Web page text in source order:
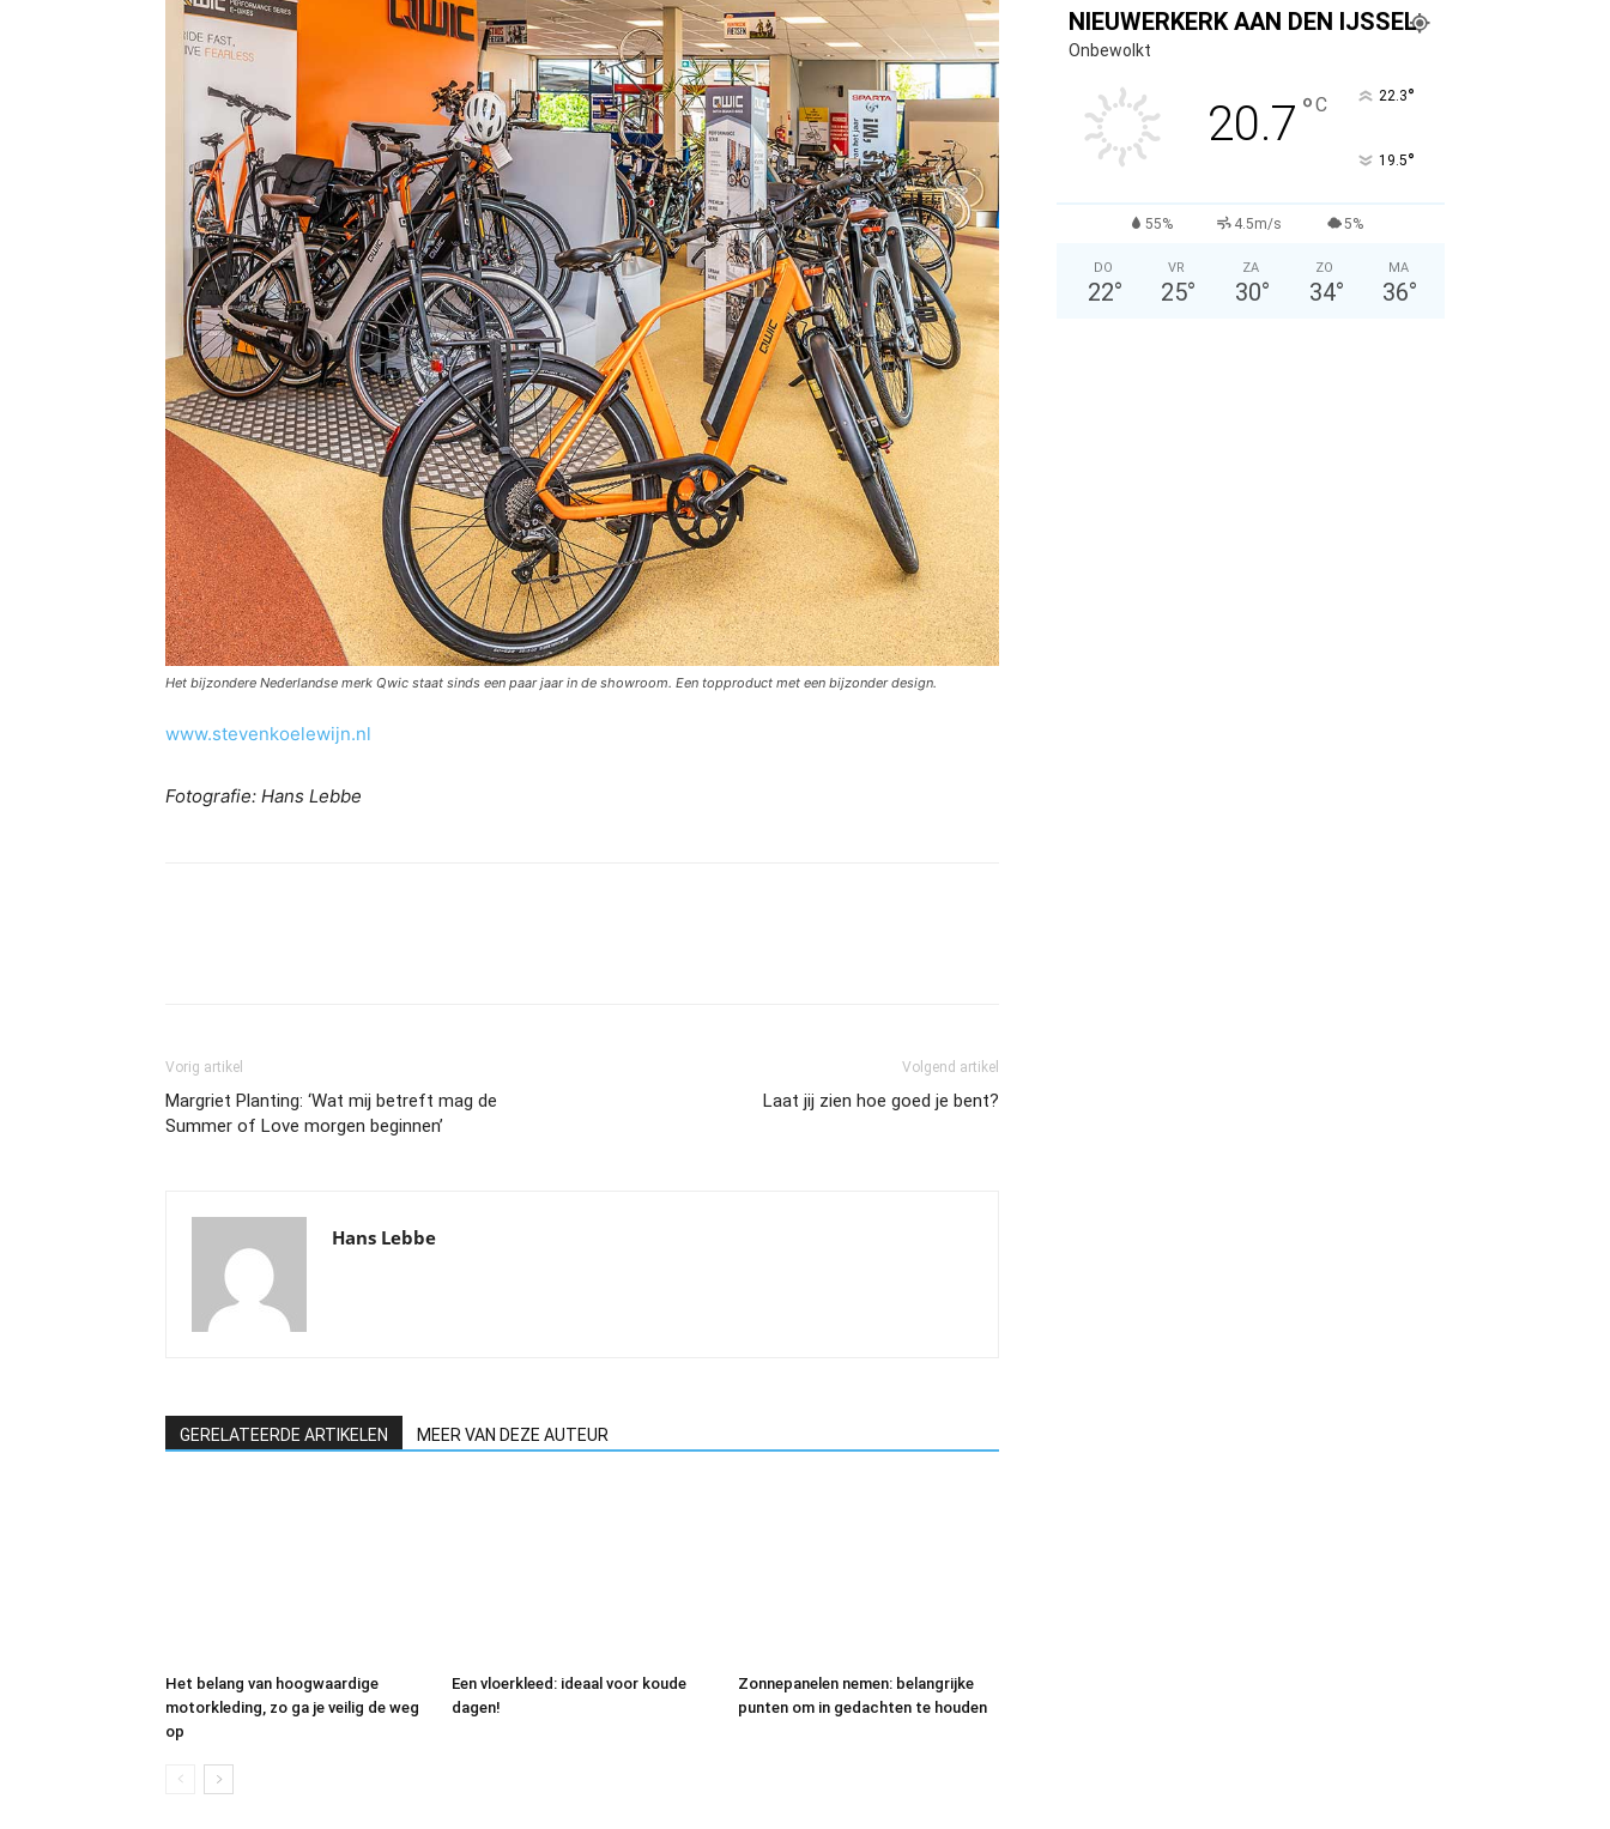
Het bijzondere Nederlandse merk Qwic staat sinds een paar jaar in de showroom. Een topproduct met een bijzonder design.
www.stevenkoelewijn.nl
Fotografie: Hans Lebbe
Vorig artikel
Margriet Planting: ‘Wat mij betreft mag de
Summer of Love morgen beginnen’
Volgend artikel
Laat jij zien hoe goed je bent?
Hans Lebbe
GERELATEERDE ARTIKELEN MEER VAN DEZE AUTEUR
Het belang van hoogwaardige
motorkleding, zo ga je veilig de weg
op
Een vloerkleed: ideaal voor koude
dagen!
Zonnepanelen nemen: belangrijke
punten om in gedachten te houden
NIEUWERKERK AAN DEN IJSSEL
Onbewolkt
20.7 °C 22.3°
19.5°
55% 4.5m/s 5%
DO
22°
VR
25°
ZA
30°
ZO
34°
MA
36°